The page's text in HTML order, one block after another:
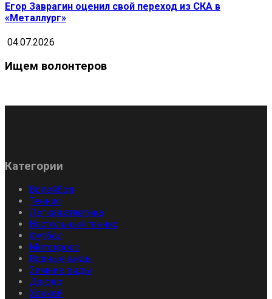
Егор Заврагин оценил свой переход из СКА в
«Металлург»
04.07.2026
Ищем волонтеров
Категории
Волейбол
Теннис
Легкая атлетика
Настольный теннис
Футбол
Мотокросс
Водные виды
Зимние виды
Дзюдо
Хоккей